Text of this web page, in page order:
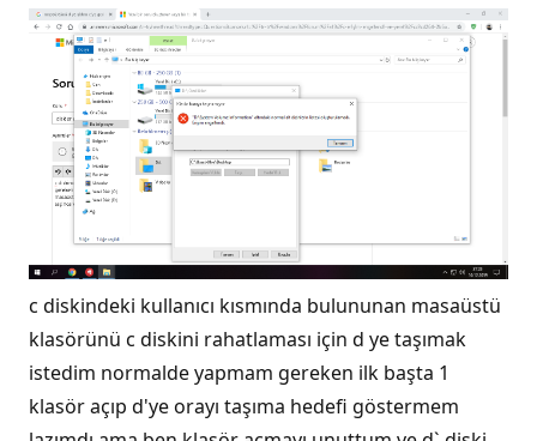
c diskindeki kullanıcı kısmında bulununan masaüstü
klasörünü c diskini rahatlaması için d ye taşımak
istedim normalde yapmam gereken ilk başta 1
klasör açıp d'ye orayı taşıma hedefi göstermem